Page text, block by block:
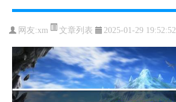
网友:xm 文章列表 2025-01-29 19:52:52